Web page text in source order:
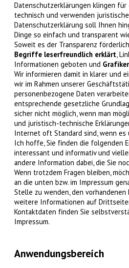
Datenschutzerklärungen klingen
technisch und verwenden
Datenschutzerklärung soll Ihnen
Dinge so einfach und transparent
Soweit es der Transparenz
Begriffe leserfreundlich erklärt,
Informationen geboten und
Wir informieren damit in klarer und
wir im Rahmen unserer
personenbezogene Daten
entsprechende gesetzliche
sicher nicht möglich, wenn man
und juristisch-technische
Internet oft Standard sind, wenn es
Ich hoffe, Sie finden die folgenden
interessant und informativ und
andere Information dabei, die Sie
Wenn trotzdem Fragen bleiben,
an die unten bzw. im Impressum
Stelle zu wenden, den
weitere Informationen auf
Kontaktdaten finden Sie
Impressum.
Anwendungsbereich